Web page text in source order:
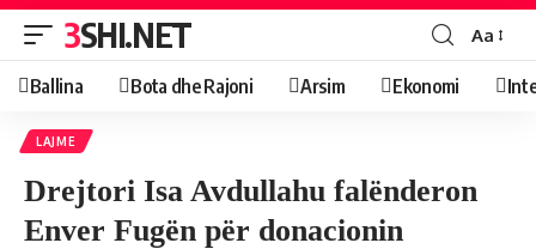
3SHI.NET Aa
Ballina Bota dhe Rajoni Arsim Ekonomi
LAJME
Drejtori Isa Avdullahu falënderon
Enver Fugën për donacionin